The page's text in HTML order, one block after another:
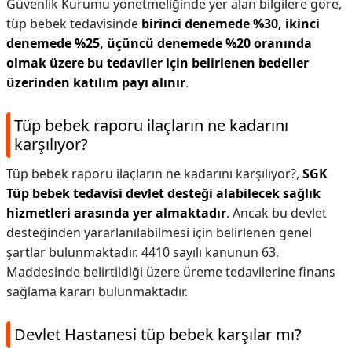
Güvenlik Kurumu yönetmeliğinde yer alan bilgilere göre,
tüp bebek tedavisinde birinci denemede %30, ikinci
denemede %25, üçüncü denemede %20 oranında
olmak üzere bu tedaviler için belirlenen bedeller
üzerinden katılım payı alınır.
Tüp bebek raporu ilaçların ne kadarını
karşılıyor?
Tüp bebek raporu ilaçların ne kadarını karşılıyor?, SGK
Tüp bebek tedavisi devlet desteği alabilecek sağlık
hizmetleri arasında yer almaktadır. Ancak bu devlet
desteğinden yararlanılabilmesi için belirlenen genel
şartlar bulunmaktadır. 4410 sayılı kanunun 63.
Maddesinde belirtildiği üzere üreme tedavilerine finans
sağlama kararı bulunmaktadır.
Devlet Hastanesi tüp bebek karşılar mı?